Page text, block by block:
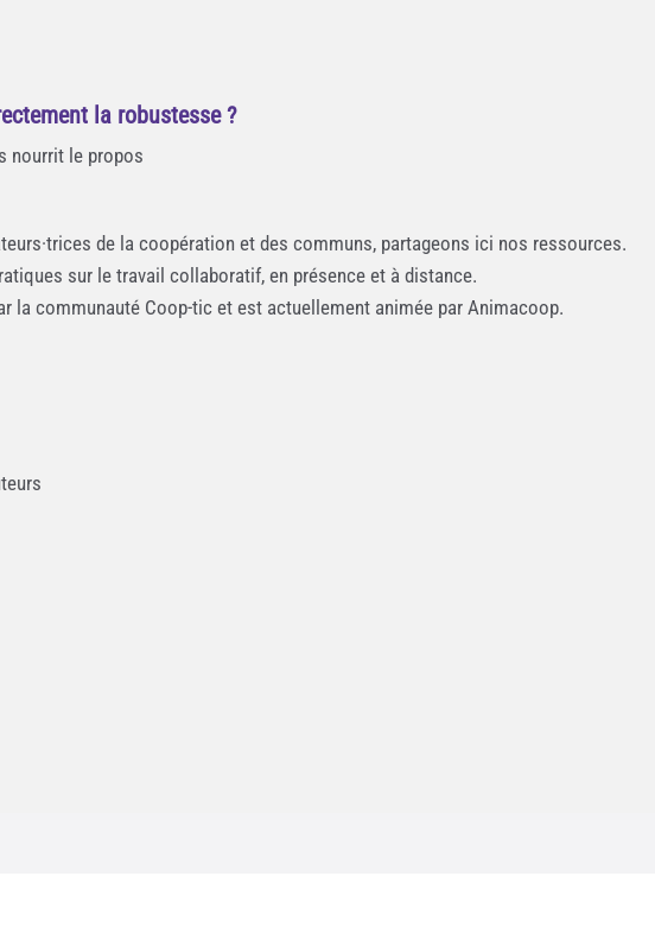
la robustesse ?
nourrit le propos
de la coopération et des communs, partageons ici nos ressources.
sur le travail collaboratif, en présence et à distance.
la communauté Coop-tic et est actuellement animée par Animacoop.